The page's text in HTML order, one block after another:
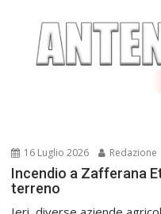
16 Luglio 2026 Redazione
Incendio a Zafferana
terreno